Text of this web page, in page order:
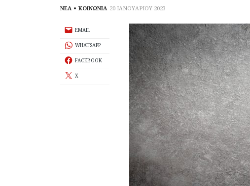
ΝΕΑ ΚΟΙΝΩΝΙΑ 20 ΙΑΝΟΥΑΡΙΟΥ 2023
EMAIL
WHATSAPP
FACEBOOK
X